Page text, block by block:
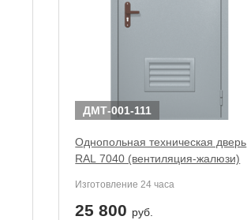
ДМТ-001-111
Однопольная техническая дверь
RAL 7040 (вентиляция-жалюзи)
Изготовление 24 часа
25 800 руб.